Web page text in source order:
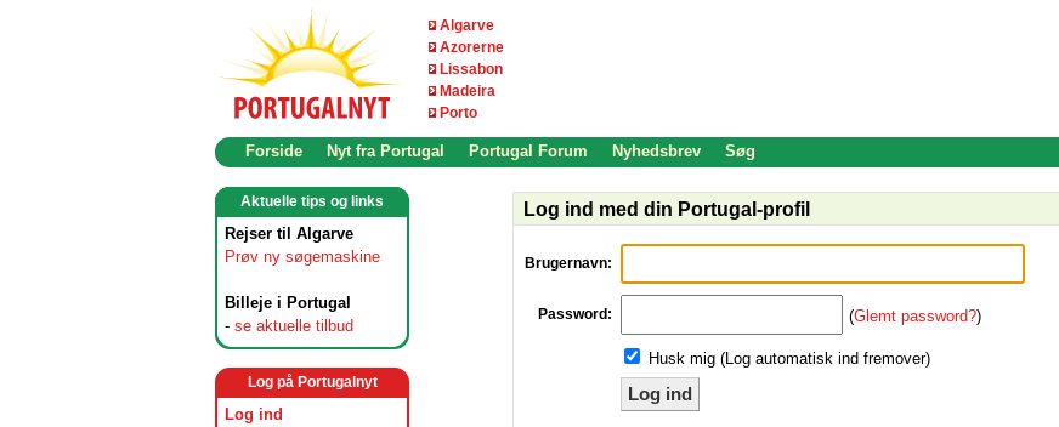
Algarve
Azorerne
Lissabon
Madeira
Porto
Forside Nyt fra Portugal Portugal Forum Nyhedsbrev Søg
Aktuelle tips og links
Rejser til Algarve
Prøv ny søgemaskine
Billeje i Portugal
- se aktuelle tilbud
Log på Portugalnyt
Log ind
Log ind med din Portugal-profil
Brugernavn:
Password: (Glemt password?)
Husk mig (Log automatisk ind fremover)
Log ind